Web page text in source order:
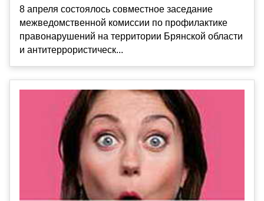
8 апреля состоялось совместное заседание
межведомственной комиссии по профилактике
правонарушений на территории Брянской области
и антитеррористическ...